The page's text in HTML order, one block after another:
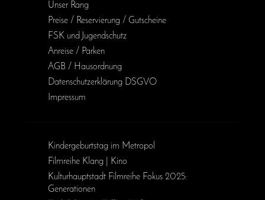
Unser Rang
Preise / Reservierung / Gutscheine
FSK und Jugendschutz
Anreise / Parken
AGB / Haus­ordnung
Daten­schutz­erklärung DSGVO
Impressum
Kinder­geburts­tag im Metropol
Filmreihe Klang | Kino
Kulturhauptstadt Filmreihe Fokus 2025:
Generationen